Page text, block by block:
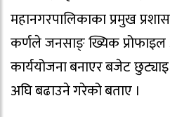
महानगरपालिकाका प्रमुख
कर्णले जनसाङ् ख्यिक प्रोफाइल
कार्ययोजना बनाएर बजेट
अघि बढाउने गरेको बताए ।